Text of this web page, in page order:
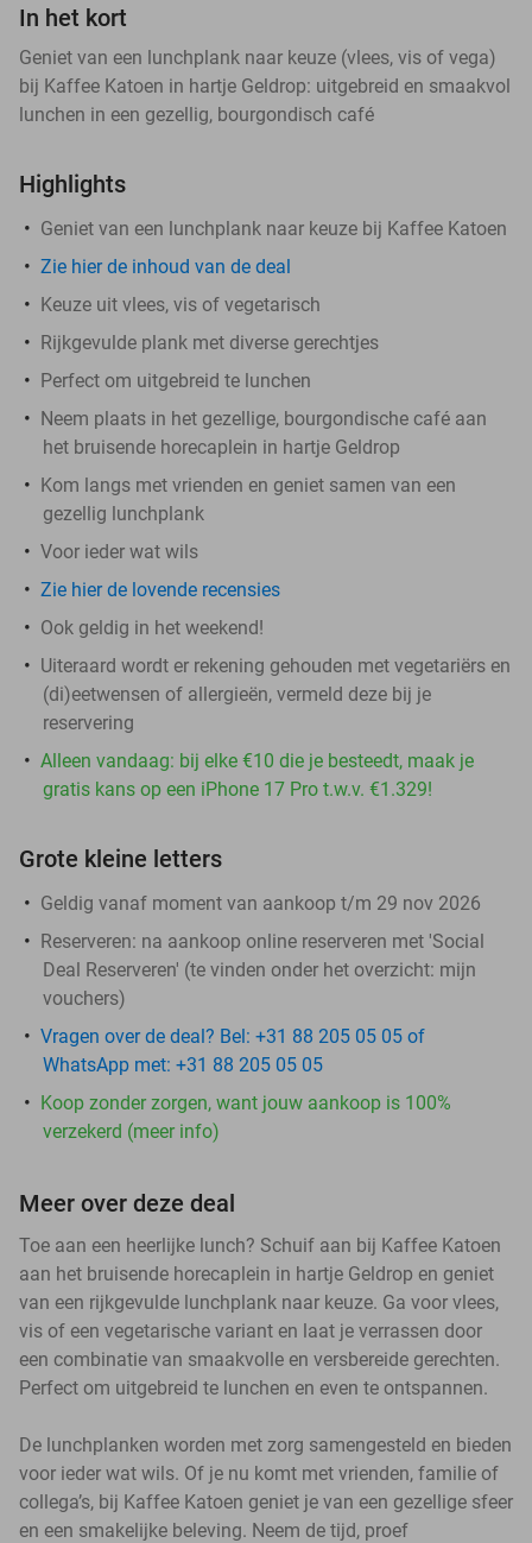
In het kort
Geniet van een lunchplank naar keuze (vlees, vis of vega)
bij Kaffee Katoen in hartje Geldrop: uitgebreid en smaakvol
lunchen in een gezellig, bourgondisch café
Highlights
Geniet van een lunchplank naar keuze bij Kaffee Katoen
Zie hier de inhoud van de deal
Keuze uit vlees, vis of vegetarisch
Rijkgevulde plank met diverse gerechtjes
Perfect om uitgebreid te lunchen
Neem plaats in het gezellige, bourgondische café aan
het bruisende horecaplein in hartje Geldrop
Kom langs met vrienden en geniet samen van een
gezellig lunchplank
Voor ieder wat wils
Zie hier de lovende recensies
Ook geldig in het weekend!
Uiteraard wordt er rekening gehouden met vegetariërs en
(di)eetwensen of allergieën, vermeld deze bij je
reservering
Alleen vandaag: bij elke €10 die je besteedt, maak je
gratis kans op een iPhone 17 Pro t.w.v. €1.329!
Grote kleine letters
Geldig vanaf moment van aankoop t/m 29 nov 2026
Reserveren: na aankoop online reserveren met 'Social
Deal Reserveren' (te vinden onder het overzicht: mijn
vouchers)
Vragen over de deal? Bel: +31 88 205 05 05 of
WhatsApp met: +31 88 205 05 05
Koop zonder zorgen, want jouw aankoop is 100%
verzekerd (meer info)
Meer over deze deal
Toe aan een heerlijke lunch? Schuif aan bij Kaffee Katoen
aan het bruisende horecaplein in hartje Geldrop en geniet
van een rijkgevulde lunchplank naar keuze. Ga voor vlees,
vis of een vegetarische variant en laat je verrassen door
een combinatie van smaakvolle en versbereide gerechten.
Perfect om uitgebreid te lunchen en even te ontspannen.
De lunchplanken worden met zorg samengesteld en bieden
voor ieder wat wils. Of je nu komt met vrienden, familie of
collega’s, bij Kaffee Katoen geniet je van een gezellige sfeer
en een smakelijke beleving. Neem de tijd, proef